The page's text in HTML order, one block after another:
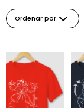
Ordenar por